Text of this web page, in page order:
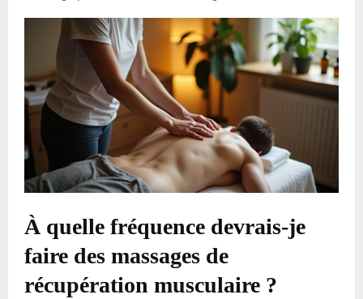
À quelle fréquence devrais-je
faire des massages de
récupération musculaire ?